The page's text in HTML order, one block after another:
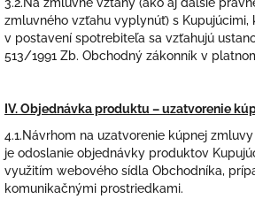
zmluvného vzťahu vyplynúť) s Kupujúcimi,
v postavení spotrebiteľa sa vzťahujú
513/1991 Zb. Obchodný zákonník v
IV. Objednávka produktu – uzatvorenie
4.1.Návrhom na uzatvorenie kúpnej
je odoslanie objednávky produktov
využitím webového sídla Obchodníka,
komunikačnými prostriedkami.